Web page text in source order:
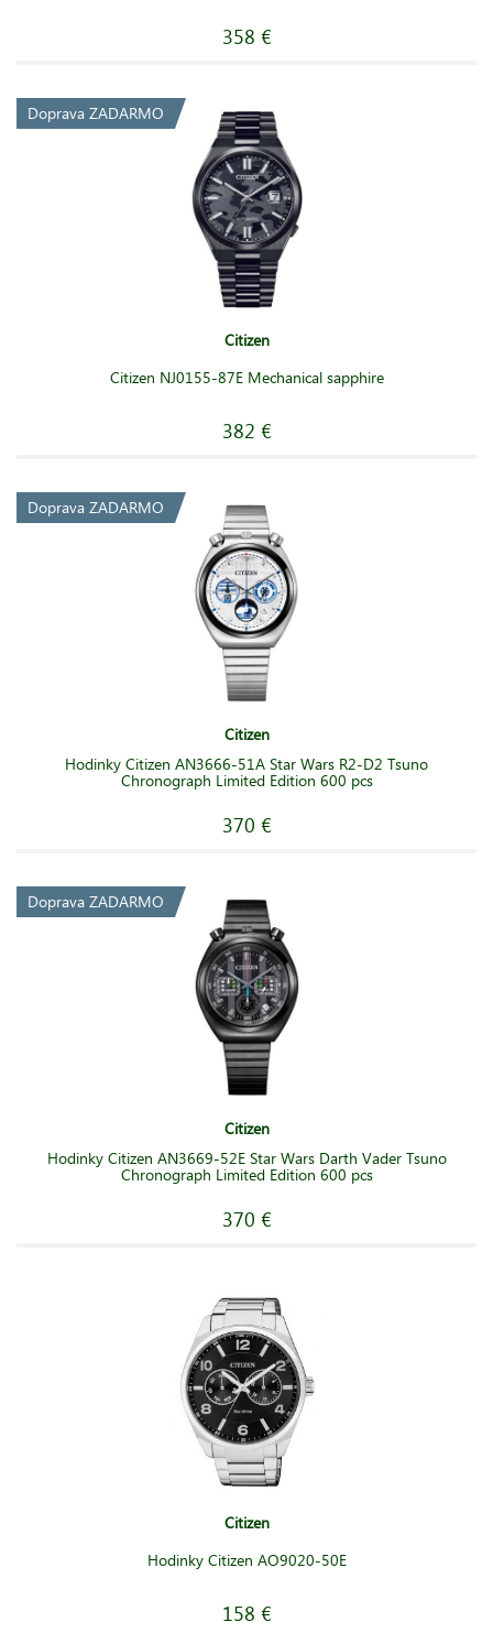
358 €
Doprava ZADARMO
Citizen
Citizen NJ0155-87E Mechanical sapphire
382 €
Doprava ZADARMO
Citizen
Hodinky Citizen AN3666-51A Star Wars R2-D2 Tsuno
Chronograph Limited Edition 600 pcs
370 €
Doprava ZADARMO
Citizen
Hodinky Citizen AN3669-52E Star Wars Darth Vader Tsuno
Chronograph Limited Edition 600 pcs
370 €
Citizen
Hodinky Citizen AO9020-50E
158 €